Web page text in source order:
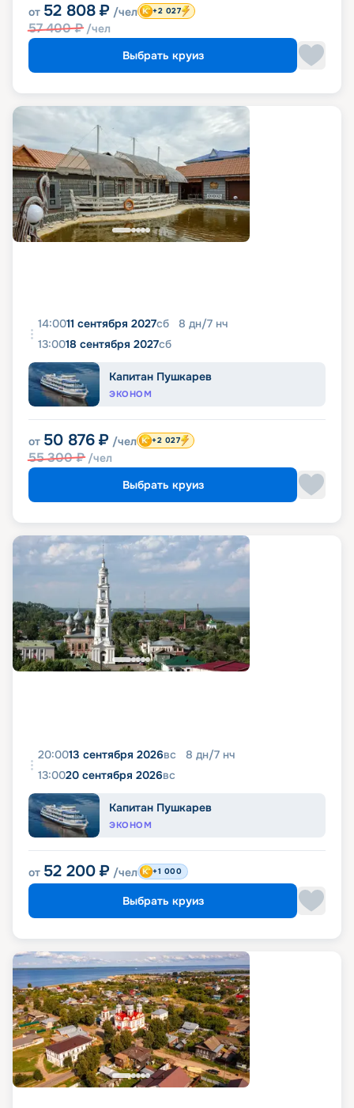
от 52 808 ₽ /чел
57 400₽ /чел
+2 027
Выбрать круиз
14:0011 сентября 2027сб 8 дн/7 нч
13:0018 сентября 2027сб
Капитан Пушкарев
ЭКОНОМ
от 50 876 ₽ /чел
55 300₽ /чел
+2 027
Выбрать круиз
20:0013 сентября 2026вс 8 дн/7 нч
13:0020 сентября 2026вс
Капитан Пушкарев
ЭКОНОМ
от 52 200 ₽ /чел +1 000
Выбрать круиз